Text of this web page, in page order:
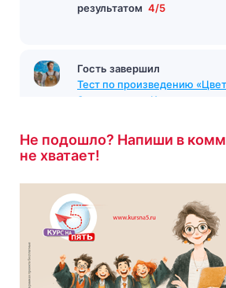
результатом 4/5
Гость завершил
Тест по произведению
Элджернона» Киз
Не подошло? Напиши в
не хватает!